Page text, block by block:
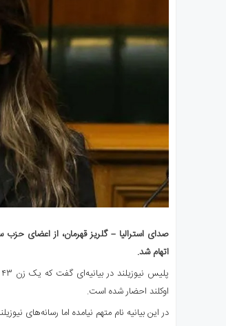
صدای استرالیا – گلریز قهرمان، از اعضای حزب
اتهام شد.
اوکلند احضار شده است.
در این بیانیه نام متهم نیامده اما رسانه‌های